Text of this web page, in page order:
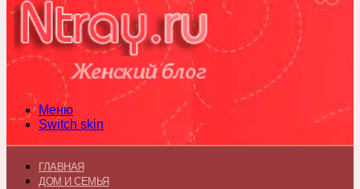
Меню
Switch skin
ГЛАВНАЯ
ДОМ И СЕМЬЯ